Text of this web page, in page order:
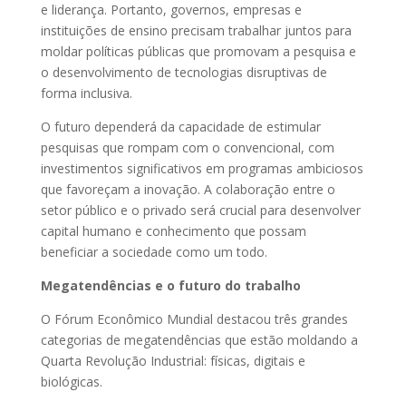
e liderança. Portanto, governos, empresas e
instituições de ensino precisam trabalhar juntos para
moldar políticas públicas que promovam a pesquisa e
o desenvolvimento de tecnologias disruptivas de
forma inclusiva.
O futuro dependerá da capacidade de estimular
pesquisas que rompam com o convencional, com
investimentos significativos em programas ambiciosos
que favoreçam a inovação. A colaboração entre o
setor público e o privado será crucial para desenvolver
capital humano e conhecimento que possam
beneficiar a sociedade como um todo.
Megatendências e o futuro do trabalho
O Fórum Econômico Mundial destacou três grandes
categorias de megatendências que estão moldando a
Quarta Revolução Industrial: físicas, digitais e
biológicas.